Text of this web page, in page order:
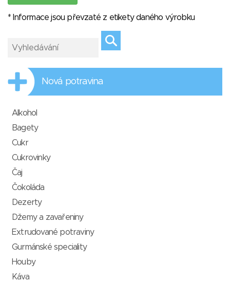
* Informace jsou převzaté z etikety daného výrobku
Nová potravina
Alkohol
Bagety
Cukr
Cukrovinky
Čaj
Čokoláda
Dezerty
Džemy a zavařeniny
Extrudované potraviny
Gurmánské speciality
Houby
Káva